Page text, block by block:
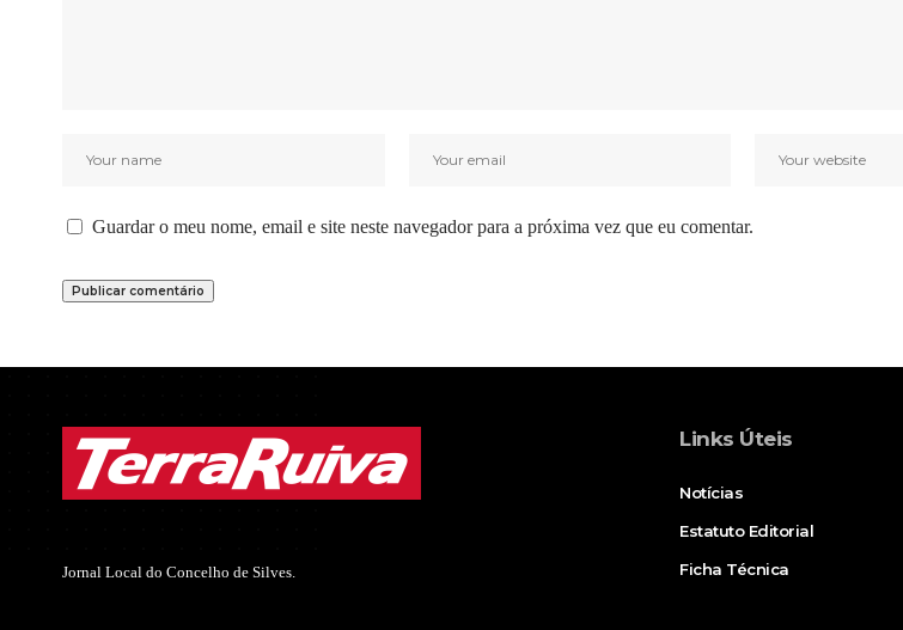
Guardar o meu nome, email e site neste navegador para a próxima vez que eu comentar.
Jornal Local do Concelho de Silves.
Links Úteis
Notícias
Estatuto Editorial
Ficha Técnica